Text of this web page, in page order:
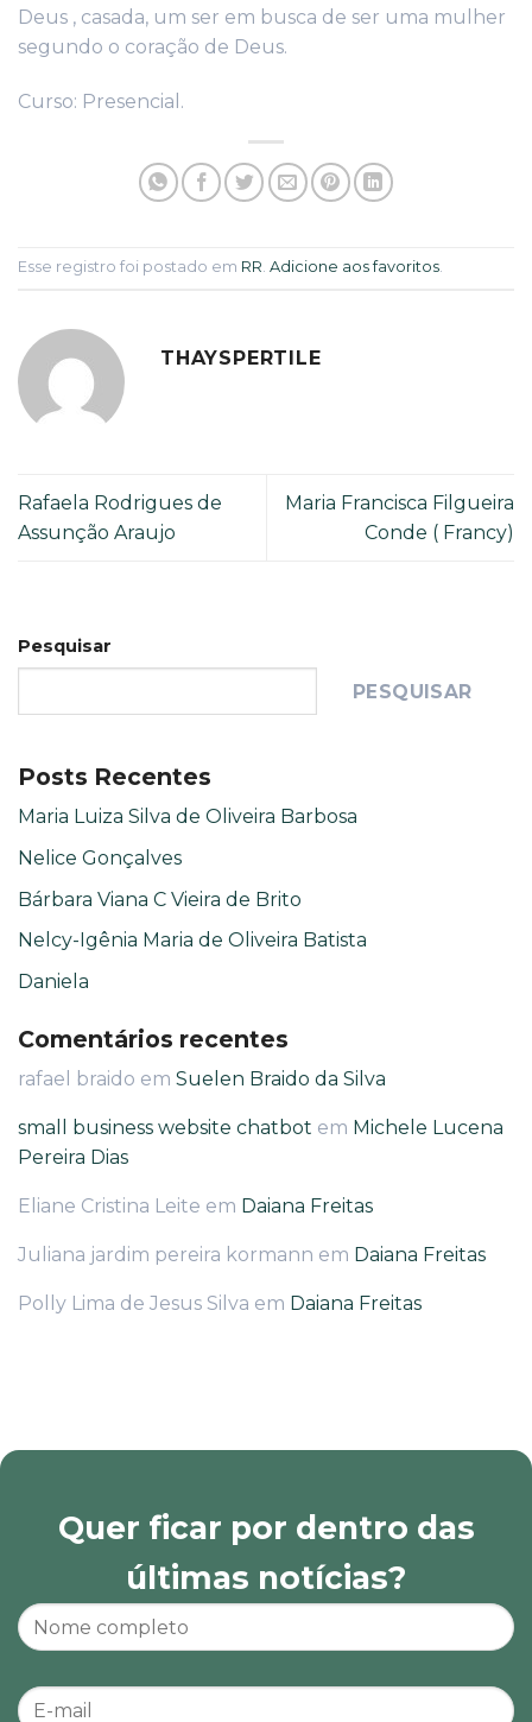
Deus , casada, um ser em busca de ser uma mulher
segundo o coração de Deus.
Curso: Presencial.
Esse registro foi postado em RR Adicione aos favoritos
THAYSPERTILE
Rafaela Rodrigues de
Assunção Araujo
Maria Francisca Filgueira
Conde ( Francy)
Pesquisar
PESQUISAR
Posts Recentes
Maria Luiza Silva de Oliveira Barbosa
Nelice Gonçalves
Bárbara Viana C Vieira de Brito
Nelcy-Igênia Maria de Oliveira Batista
Daniela
Comentários recentes
rafael braido em Suelen Braido da Silva
small business website chatbot em Michele Lucena
Pereira Dias
Eliane Cristina Leite em Daiana Freitas
Juliana jardim pereira kormann em Daiana Freitas
Polly Lima de Jesus Silva em Daiana Freitas
Quer ficar por dentro das
últimas notícias?